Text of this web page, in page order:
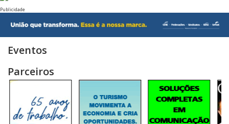
Publicidade
Eventos
Parceiros